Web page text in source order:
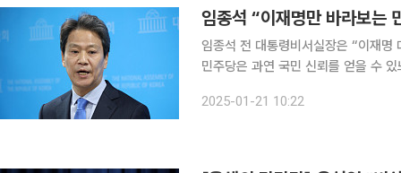
임종석 “이재명만 바라보는
임종석 전 대통령비서실장은 “이재
민주당은 과연 국민 신뢰를 얻을 수 있느냐”고 했다. 문재인 정부 청와
에 부주의한 사람들이 지지자들의 박
2025-01-21 10:22